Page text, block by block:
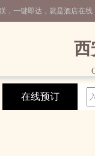
，一键即达，就是酒店在线
西
在线预订